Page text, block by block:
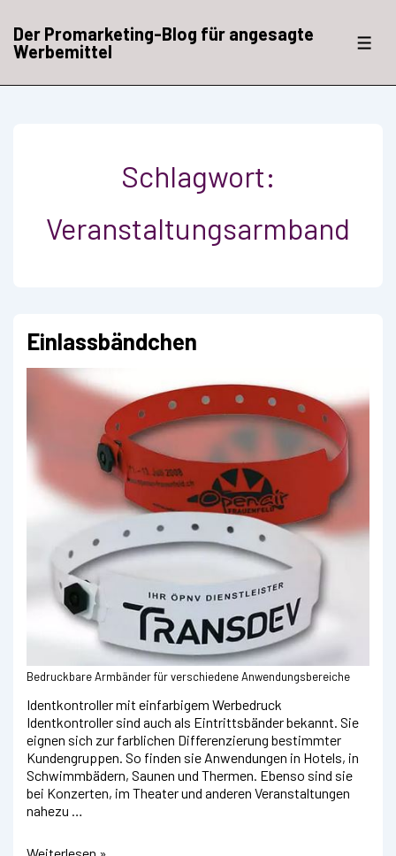
Zum
InhaltDer Promarketing-Blog für angesagte
Werbemittel
Schlagwort:
Veranstaltungsarmband
Einlassbändchen
Bedruckbare Armbänder für verschiedene Anwendungsbereiche
Identkontroller mit einfarbigem Werbedruck
Identkontroller sind auch als Eintrittsbänder bekannt. Sie
eignen sich zur farblichen Differenzierung bestimmter
Kundengruppen. So finden sie Anwendungen in Hotels, in
Schwimmbädern, Saunen und Thermen. Ebenso sind sie
bei Konzerten, im Theater und anderen Veranstaltungen
nahezu …
Einlassbändchen